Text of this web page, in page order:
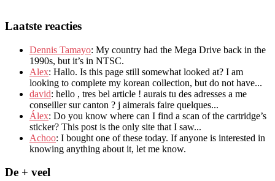
Laatste reacties
Dennis Tamayo: My country had the Mega Drive back in the
1990s, but it’s in NTSC.
Alex: Hallo. Is this page still somewhat looked at? I am
looking to complete my korean collection, but do not have...
david: hello , tres bel article ! aurais tu des adresses a me
conseiller sur canton ? j aimerais faire quelques...
Álex: Do you know where can I find a scan of the cartridge’s
sticker? This post is the only site that I saw...
Achoo: I bought one of these today. If anyone is interested in
knowing anything about it, let me know.
De + veel